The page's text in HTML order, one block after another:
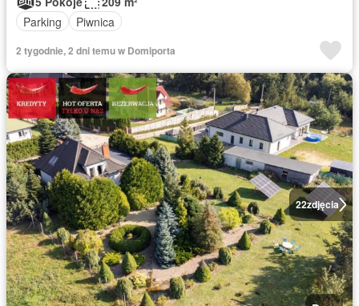
Parking
Piwnica
2 tygodnie, 2 dni temu w Domiporta
22zdjęcia